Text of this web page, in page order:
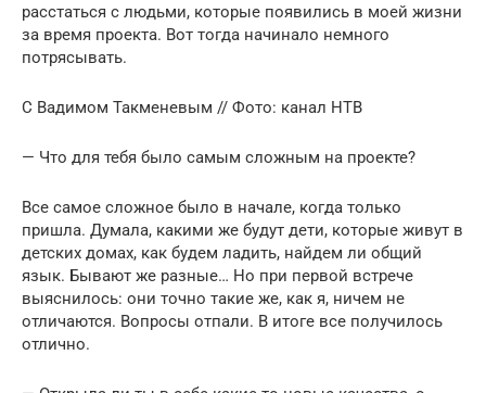
расстаться с людьми, которые появились в моей жизни
за время проекта. Вот тогда начинало немного
потрясывать.
С Вадимом Такменевым // Фото: канал НТВ
— Что для тебя было самым сложным на проекте?
Все самое сложное было в начале, когда только
пришла. Думала, какими же будут дети, которые живут в
детских домах, как будем ладить, найдем ли общий
язык. Бывают же разные… Но при первой встрече
выяснилось: они точно такие же, как я, ничем не
отличаются. Вопросы отпали. В итоге все получилось
отлично.